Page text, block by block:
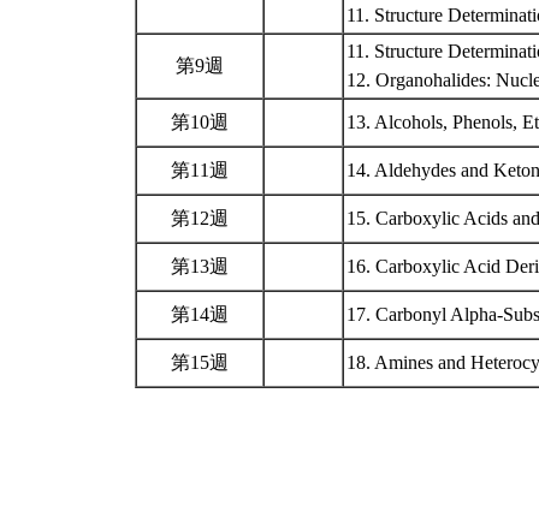
11. Structure
第9週
11. Structure
12. Organohalides:
第10週 13. Alcohols, Phenols,
第11週 14. Aldehydes and
第12週 15. Carboxylic Acids
第13週 16. Carboxylic Acid
第14週 17. Carbonyl Alpha-
第15週 18. Amines and